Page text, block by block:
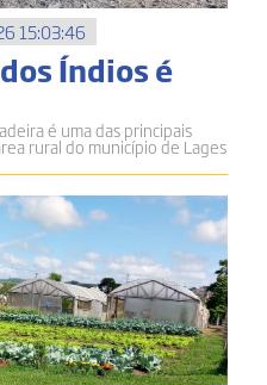
15:03:46
Índios é
é uma das principais
rural do município de Lages